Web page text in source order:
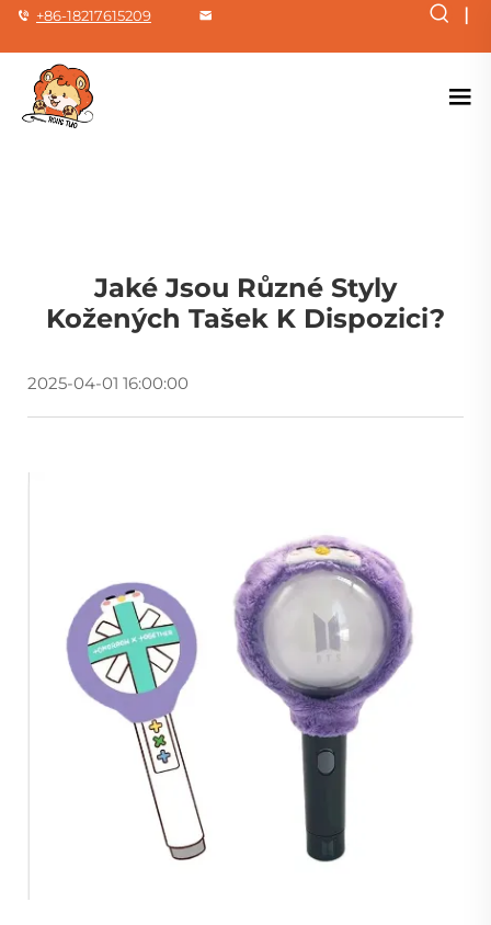
+86-18217615209 |
Jaké Jsou Různé Styly
Kožených Tašek K Dispozici?
2025-04-01 16:00:00